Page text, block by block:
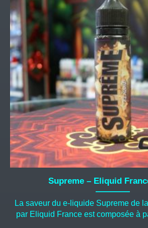
Supreme – Eliquid
La saveur du e-liquide Supreme de
par Eliquid France est composée à